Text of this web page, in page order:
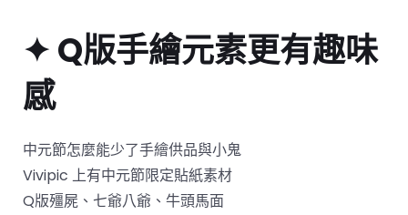
✦ Q版手繪元素更有趣味
感
中元節怎麼能少了手繪供品與小鬼
Vivipic 上有中元節限定貼紙素材
Q版殭屍、七爺八爺、牛頭馬面